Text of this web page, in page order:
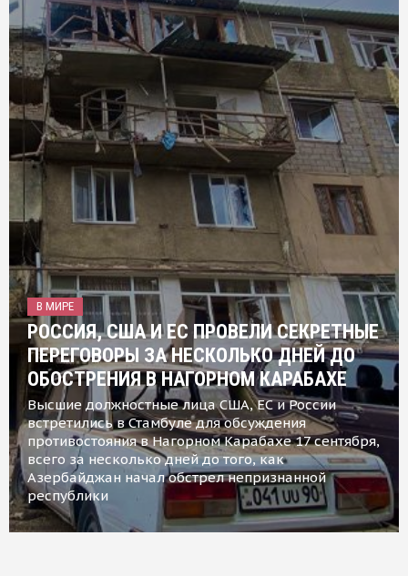
В МИРЕ
РОССИЯ, США И ЕС ПРОВЕЛИ СЕКРЕТНЫЕ
ПЕРЕГОВОРЫ ЗА НЕСКОЛЬКО ДНЕЙ ДО
ОБОСТРЕНИЯ В НАГОРНОМ КАРАБАХЕ
Высшие должностные лица США, ЕС и России
встретились в Стамбуле для обсуждения
противостояния в Нагорном Карабахе 17 сентября,
всего за несколько дней до того, как
Азербайджан начал обстрел непризнанной
республики